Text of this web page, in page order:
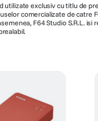
exclusiv cu titlu de
comercializate de catre
F64 Studio S.R.L. isi